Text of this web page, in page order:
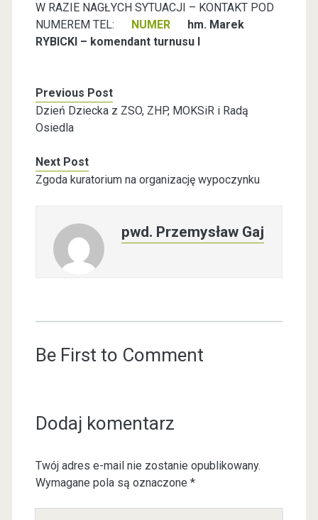
W RAZIE NAGŁYCH SYTUACJI – KONTAKT POD
NUMEREM TEL:
NUMER
hm. Marek
RYBICKI – komendant turnusu I
Previous Post
Dzień Dziecka z ZSO, ZHP, MOKSiR i Radą
Osiedla
Next Post
Zgoda kuratorium na organizację wypoczynku
pwd. Przemysław Gaj
Be First to Comment
Dodaj komentarz
Twój adres e-mail nie zostanie opublikowany.
Wymagane pola są oznaczone *